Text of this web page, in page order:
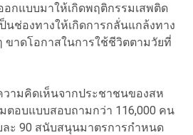
อกแบบมาให้เกิดพฤติกรรมเสพติด
นช่องทางให้เกิดการกลั่นแกล้งทาง
ขาดโอกาสในการใช้ชีวิตตามวัยที่
ามคิดเห็นจากประชาชนของสห
ตอบแบบสอบถามกว่า 116,000 คน
ละ 90 สนับสนุนมาตรการกำหนด